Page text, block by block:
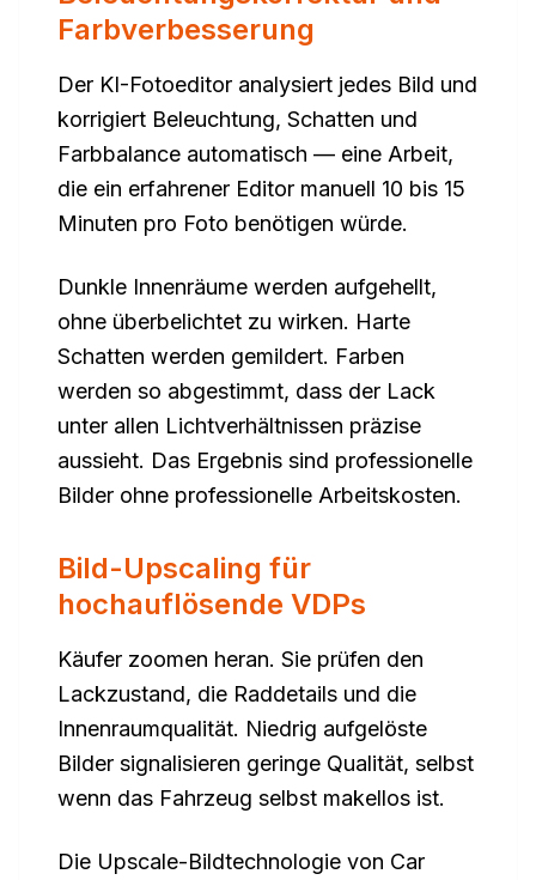
Farbverbesserung
Der KI-Fotoeditor analysiert jedes Bild und
korrigiert Beleuchtung, Schatten und
Farbbalance automatisch — eine Arbeit,
die ein erfahrener Editor manuell 10 bis 15
Minuten pro Foto benötigen würde.
Dunkle Innenräume werden aufgehellt,
ohne überbelichtet zu wirken. Harte
Schatten werden gemildert. Farben
werden so abgestimmt, dass der Lack
unter allen Lichtverhältnissen präzise
aussieht. Das Ergebnis sind professionelle
Bilder ohne professionelle Arbeitskosten.
Bild-Upscaling für
hochauflösende VDPs
Käufer zoomen heran. Sie prüfen den
Lackzustand, die Raddetails und die
Innenraumqualität. Niedrig aufgelöste
Bilder signalisieren geringe Qualität, selbst
wenn das Fahrzeug selbst makellos ist.
Die Upscale-Bildtechnologie von Car